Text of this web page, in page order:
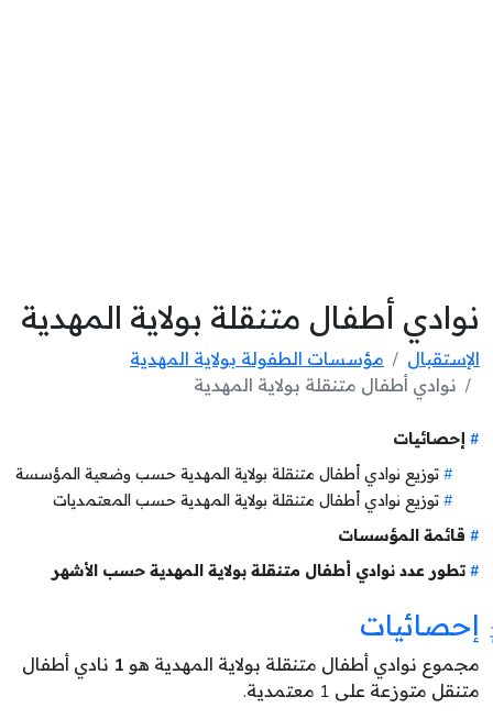
نوادي أطفال متنقلة بولاية المهدية
الإستقبال
مؤسسات الطفولة بولاية المهدية
نوادي أطفال متنقلة بولاية المهدية
إحصائيات
توزيع نوادي أطفال متنقلة بولاية المهدية حسب وضعية المؤسسة
توزيع نوادي أطفال متنقلة بولاية المهدية حسب المعتمديات
قائمة المؤسسات
تطور عدد نوادي أطفال متنقلة بولاية المهدية حسب الأشهر
إحصائيات
مجموع نوادي أطفال متنقلة بولاية المهدية هو 1 نادي أطفال
متنقل متوزعة على 1 معتمدية.